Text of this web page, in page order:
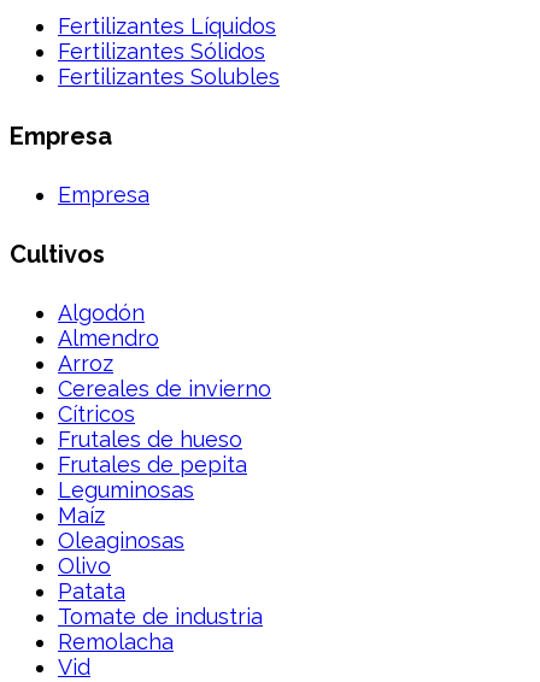
Fertilizantes Líquidos
Fertilizantes Sólidos
Fertilizantes Solubles
Empresa
Empresa
Cultivos
Algodón
Almendro
Arroz
Cereales de invierno
Cítricos
Frutales de hueso
Frutales de pepita
Leguminosas
Maíz
Oleaginosas
Olivo
Patata
Tomate de industria
Remolacha
Vid